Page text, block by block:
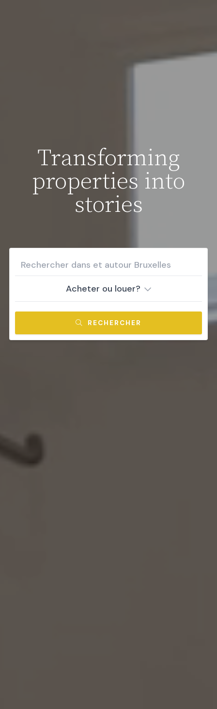
Transforming
properties into
stories
Acheter ou louer?
RECHERCHER